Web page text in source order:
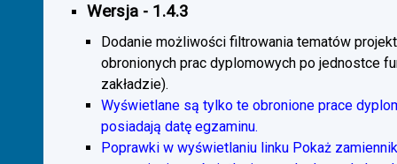
Wersja - 1.4.3
Dodanie możliwości filtrowania tematów
obronionych prac dyplomowych po jednostce
zakładzie).
Wyświetlane są tylko te obronione prace
posiadają datę egzaminu.
Poprawki w wyświetlaniu linku Pokaż